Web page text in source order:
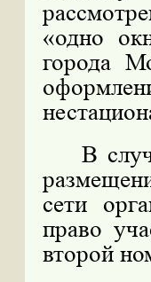
«одно
города
В
сети
право
второй